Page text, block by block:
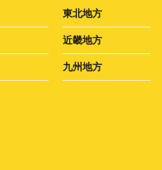
東北地方
近畿地方
九州地方